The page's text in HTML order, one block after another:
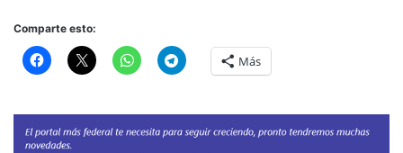
Comparte esto:
Más